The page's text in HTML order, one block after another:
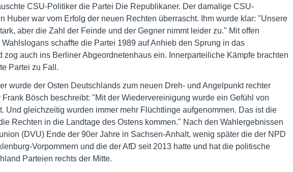
CSU-Politiker die Partei Die Republikaner. Der damalige CSU-
Huber war vom Erfolg der neuen Rechten überrascht. Ihm wurde klar: "Unsere
aber die Zahl der Feinde und der Gegner nimmt leider zu." Mit offen
schaffte die Partei 1989 auf Anhieb den Sprung in das
zog auch ins Berliner Abgeordnetenhaus ein. Innerparteiliche Kämpfe brachten
Partei zu Fall.
wurde der Osten Deutschlands zum neuen Dreh- und Angelpunkt rechter
Bösch beschreibt: "Mit der Wiedervereinigung wurde ein Gefühl von
Und gleichzeitig wurden immer mehr Flüchtlinge aufgenommen. Das ist die
Rechten in die Landtage des Ostens kommen." Nach den Wahlergebnissen
(DVU) Ende der 90er Jahre in Sachsen-Anhalt, wenig später die der NPD
Vorpommern und die der AfD seit 2013 hatte und hat die politische
Parteien rechts der Mitte.